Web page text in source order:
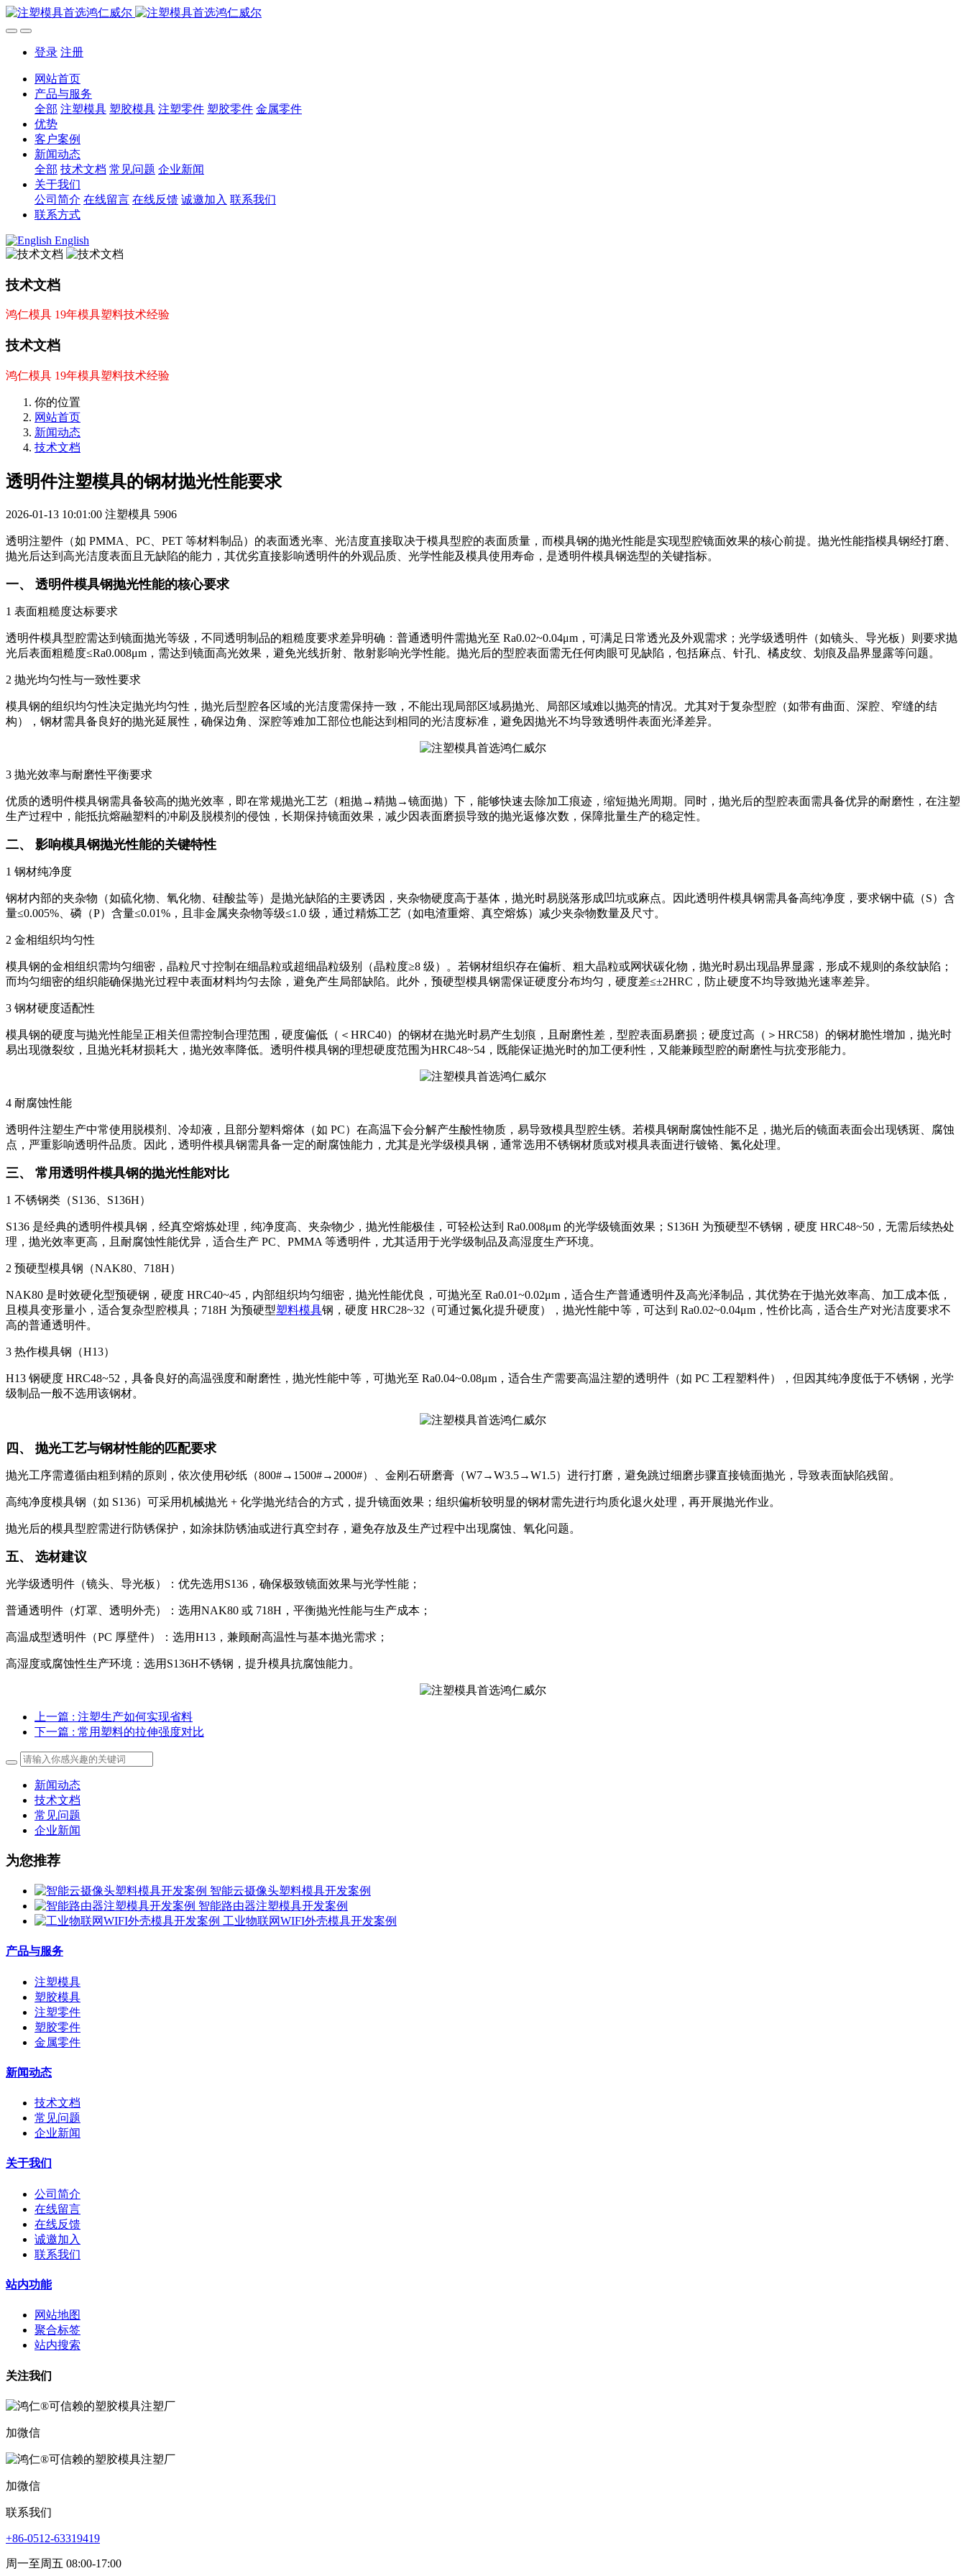
登录 注册
网站首页
产品与服务
全部 注塑模具 塑胶模具 注塑零件 塑胶零件 金属零件
优势
客户案例
新闻动态
全部 技术文档 常见问题 企业新闻
关于我们
公司简介 在线留言 在线反馈 诚邀加入 联系我们
联系方式
English
技术文档
鸿仁模具 19年模具塑料技术经验
技术文档
鸿仁模具 19年模具塑料技术经验
你的位置
网站首页
新闻动态
技术文档
透明件注塑模具的钢材抛光性能要求
2026-01-13 10:01:00 注塑模具 5906
透明注塑件（如 PMMA、PC、PET 等材料制品）的表面透光率、光洁度直接取决于模具型腔的表面质量，而模具钢的抛光性能是实现型腔镜面效果的核心前提。抛光性能指模具钢经打磨、
抛光后达到高光洁度表面且无缺陷的能力，其优劣直接影响透明件的外观品质、光学性能及模具使用寿命，是透明件模具钢选型的关键指标。
一、 透明件模具钢抛光性能的核心要求
1 表面粗糙度达标要求
透明件模具型腔需达到镜面抛光等级，不同透明制品的粗糙度要求差异明确：普通透明件需抛光至 Ra0.02~0.04μm，可满足日常透光及外观需求；光学级透明件（如镜头、导光板）则要求抛
光后表面粗糙度≤Ra0.008μm，需达到镜面高光效果，避免光线折射、散射影响光学性能。抛光后的型腔表面需无任何肉眼可见缺陷，包括麻点、针孔、橘皮纹、划痕及晶界显露等问题。
2 抛光均匀性与一致性要求
模具钢的组织均匀性决定抛光均匀性，抛光后型腔各区域的光洁度需保持一致，不能出现局部区域易抛光、局部区域难以抛亮的情况。尤其对于复杂型腔（如带有曲面、深腔、窄缝的结
构），钢材需具备良好的抛光延展性，确保边角、深腔等难加工部位也能达到相同的光洁度标准，避免因抛光不均导致透明件表面光泽差异。
3 抛光效率与耐磨性平衡要求
优质的透明件模具钢需具备较高的抛光效率，即在常规抛光工艺（粗抛→精抛→镜面抛）下，能够快速去除加工痕迹，缩短抛光周期。同时，抛光后的型腔表面需具备优异的耐磨性，在注塑
生产过程中，能抵抗熔融塑料的冲刷及脱模剂的侵蚀，长期保持镜面效果，减少因表面磨损导致的抛光返修次数，保障批量生产的稳定性。
二、 影响模具钢抛光性能的关键特性
1 钢材纯净度
钢材内部的夹杂物（如硫化物、氧化物、硅酸盐等）是抛光缺陷的主要诱因，夹杂物硬度高于基体，抛光时易脱落形成凹坑或麻点。因此透明件模具钢需具备高纯净度，要求钢中硫（S）含
量≤0.005%、磷（P）含量≤0.01%，且非金属夹杂物等级≤1.0 级，通过精炼工艺（如电渣重熔、真空熔炼）减少夹杂物数量及尺寸。
2 金相组织均匀性
模具钢的金相组织需均匀细密，晶粒尺寸控制在细晶粒或超细晶粒级别（晶粒度≥8 级）。若钢材组织存在偏析、粗大晶粒或网状碳化物，抛光时易出现晶界显露，形成不规则的条纹缺陷；
而均匀细密的组织能确保抛光过程中表面材料均匀去除，避免产生局部缺陷。此外，预硬型模具钢需保证硬度分布均匀，硬度差≤±2HRC，防止硬度不均导致抛光速率差异。
3 钢材硬度适配性
模具钢的硬度与抛光性能呈正相关但需控制合理范围，硬度偏低（＜HRC40）的钢材在抛光时易产生划痕，且耐磨性差，型腔表面易磨损；硬度过高（＞HRC58）的钢材脆性增加，抛光时
易出现微裂纹，且抛光耗材损耗大，抛光效率降低。透明件模具钢的理想硬度范围为HRC48~54，既能保证抛光时的加工便利性，又能兼顾型腔的耐磨性与抗变形能力。
4 耐腐蚀性能
透明件注塑生产中常使用脱模剂、冷却液，且部分塑料熔体（如 PC）在高温下会分解产生酸性物质，易导致模具型腔生锈。若模具钢耐腐蚀性能不足，抛光后的镜面表面会出现锈斑、腐蚀
点，严重影响透明件品质。因此，透明件模具钢需具备一定的耐腐蚀能力，尤其是光学级模具钢，通常选用不锈钢材质或对模具表面进行镀铬、氮化处理。
三、 常用透明件模具钢的抛光性能对比
1 不锈钢类（S136、S136H）
S136 是经典的透明件模具钢，经真空熔炼处理，纯净度高、夹杂物少，抛光性能极佳，可轻松达到 Ra0.008μm 的光学级镜面效果；S136H 为预硬型不锈钢，硬度 HRC48~50，无需后续热处
理，抛光效率更高，且耐腐蚀性能优异，适合生产 PC、PMMA 等透明件，尤其适用于光学级制品及高湿度生产环境。
2 预硬型模具钢（NAK80、718H）
NAK80 是时效硬化型预硬钢，硬度 HRC40~45，内部组织均匀细密，抛光性能优良，可抛光至 Ra0.01~0.02μm，适合生产普通透明件及高光泽制品，其优势在于抛光效率高、加工成本低，
且模具变形量小，适合复杂型腔模具；718H 为预硬型塑料模具钢，硬度 HRC28~32（可通过氮化提升硬度），抛光性能中等，可达到 Ra0.02~0.04μm，性价比高，适合生产对光洁度要求不
高的普通透明件。
3 热作模具钢（H13）
H13 钢硬度 HRC48~52，具备良好的高温强度和耐磨性，抛光性能中等，可抛光至 Ra0.04~0.08μm，适合生产需要高温注塑的透明件（如 PC 工程塑料件），但因其纯净度低于不锈钢，光学
级制品一般不选用该钢材。
四、 抛光工艺与钢材性能的匹配要求
抛光工序需遵循由粗到精的原则，依次使用砂纸（800#→1500#→2000#）、金刚石研磨膏（W7→W3.5→W1.5）进行打磨，避免跳过细磨步骤直接镜面抛光，导致表面缺陷残留。
高纯净度模具钢（如 S136）可采用机械抛光 + 化学抛光结合的方式，提升镜面效果；组织偏析较明显的钢材需先进行均质化退火处理，再开展抛光作业。
抛光后的模具型腔需进行防锈保护，如涂抹防锈油或进行真空封存，避免存放及生产过程中出现腐蚀、氧化问题。
五、 选材建议
光学级透明件（镜头、导光板）：优先选用S136，确保极致镜面效果与光学性能；
普通透明件（灯罩、透明外壳）：选用NAK80 或 718H，平衡抛光性能与生产成本；
高温成型透明件（PC 厚壁件）：选用H13，兼顾耐高温性与基本抛光需求；
高湿度或腐蚀性生产环境：选用S136H不锈钢，提升模具抗腐蚀能力。
上一篇 : 注塑生产如何实现省料
下一篇 : 常用塑料的拉伸强度对比
新闻动态
技术文档
常见问题
企业新闻
为您推荐
智能云摄像头塑料模具开发案例
智能路由器注塑模具开发案例
工业物联网WIFI外壳模具开发案例
产品与服务
注塑模具
塑胶模具
注塑零件
塑胶零件
金属零件
新闻动态
技术文档
常见问题
企业新闻
关于我们
公司简介
在线留言
在线反馈
诚邀加入
联系我们
站内功能
网站地图
聚合标签
站内搜索
关注我们
加微信
加微信
联系我们
+86-0512-63319419
周一至周五 08:00-17:00